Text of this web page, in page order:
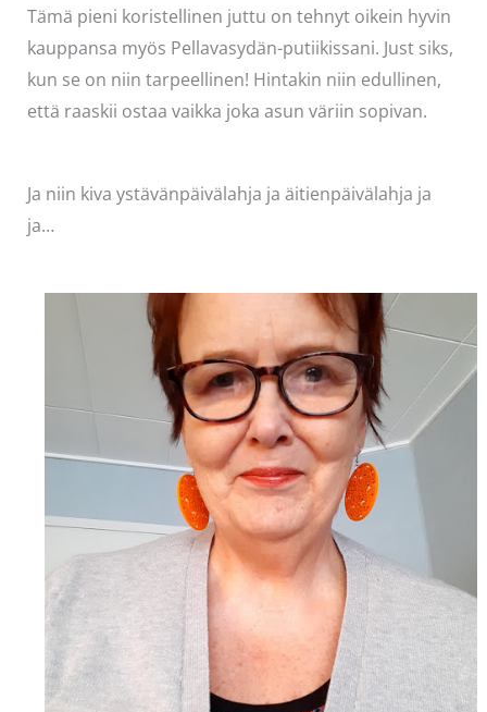
Tämä pieni koristellinen juttu on tehnyt oikein hyvin
kauppansa myös Pellavasydän-putiikissani. Just siks,
kun se on niin tarpeellinen! Hintakin niin edullinen,
että raaskii ostaa vaikka joka asun väriin sopivan.
Ja niin kiva ystävänpäivälahja ja äitienpäivälahja ja
ja…